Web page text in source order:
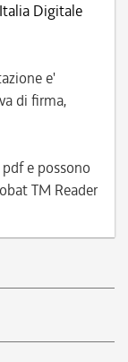
Digitale
e'
di firma,
e possono
TM Reader